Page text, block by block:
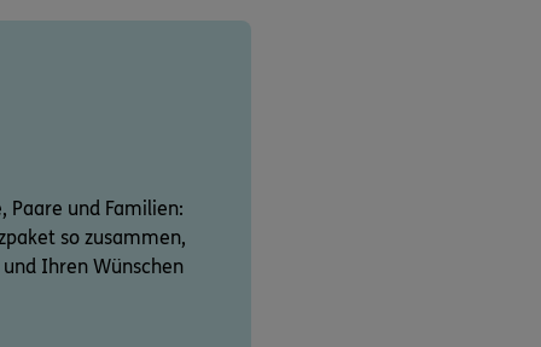
Paare und Familien:
so zusammen,
Ihren Wünschen